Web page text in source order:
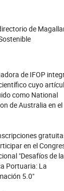
de
de IFOP
cuyo
como National
de Australia en el
en el
"Desafíos de la
Portuaria: La
5.0"